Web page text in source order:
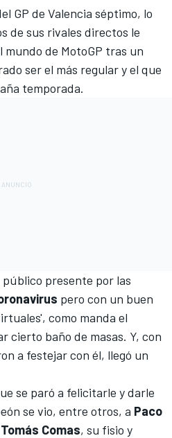
GP de Valencia séptimo, lo
de sus rivales directos le
de MotoGP tras un
ser el más regular y el que
temporada.
presente por las
pero con un buen
como manda el
cierto baño de masas. Y, con
a festejar con él, llegó un
se paró a felicitarle y darle
se vio, entre otros, a Paco
Tomás Comas, su fisio y